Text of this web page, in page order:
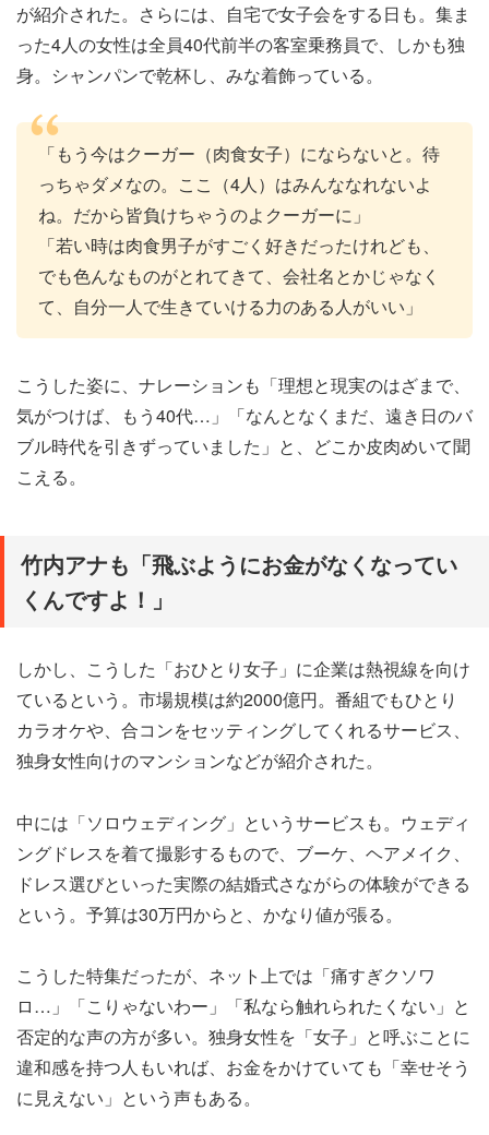
が紹介された。さらには、自宅で女子会をする日も。集ま
った4人の女性は全員40代前半の客室乗務員で、しかも独
身。シャンパンで乾杯し、みな着飾っている。
「もう今はクーガー（肉食女子）にならないと。待
っちゃダメなの。ここ（4人）はみんななれないよ
ね。だから皆負けちゃうのよクーガーに」
「若い時は肉食男子がすごく好きだったけれども、
でも色んなものがとれてきて、会社名とかじゃなく
て、自分一人で生きていける力のある人がいい」
こうした姿に、ナレーションも「理想と現実のはざまで、
気がつけば、もう40代…」「なんとなくまだ、遠き日のバ
ブル時代を引きずっていました」と、どこか皮肉めいて聞
こえる。
竹内アナも「飛ぶようにお金がなくなってい
くんですよ！」
しかし、こうした「おひとり女子」に企業は熱視線を向け
ているという。市場規模は約2000億円。番組でもひとり
カラオケや、合コンをセッティングしてくれるサービス、
独身女性向けのマンションなどが紹介された。
中には「ソロウェディング」というサービスも。ウェディ
ングドレスを着て撮影するもので、ブーケ、ヘアメイク、
ドレス選びといった実際の結婚式さながらの体験ができる
という。予算は30万円からと、かなり値が張る。
こうした特集だったが、ネット上では「痛すぎクソワ
ロ…」「こりゃないわー」「私なら触れられたくない」と
否定的な声の方が多い。独身女性を「女子」と呼ぶことに
違和感を持つ人もいれば、お金をかけていても「幸せそう
に見えない」という声もある。